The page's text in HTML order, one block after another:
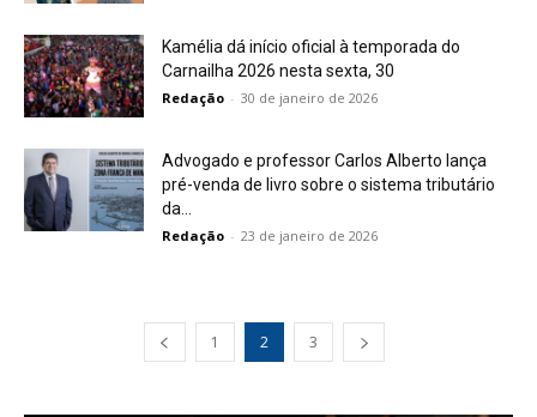
Kamélia dá início oficial à temporada do
Carnailha 2026 nesta sexta, 30
Redação - 30 de janeiro de 2026
Advogado e professor Carlos Alberto lança
pré-venda de livro sobre o sistema tributário
da...
Redação - 23 de janeiro de 2026
1 2 3